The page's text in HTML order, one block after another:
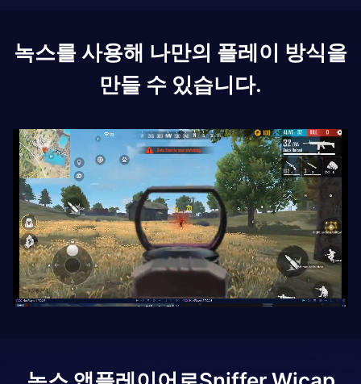
녹스를 사용해 나만의 플레이 방식을
만들 수 있습니다.